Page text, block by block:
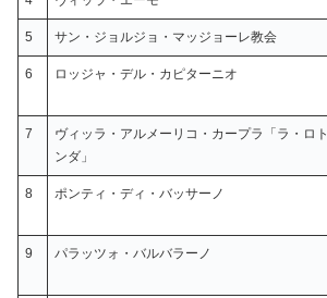
5 サン・ジョルジョ・マッジョーレ教会
6 ロッジャ・デル・カピターニオ
7
ヴィッラ・アルメーリコ・カープラ「ラ・ロト
ンダ」
8 ポンティ・ディ・バッサーノ
9 パラッツォ・バルバラーノ